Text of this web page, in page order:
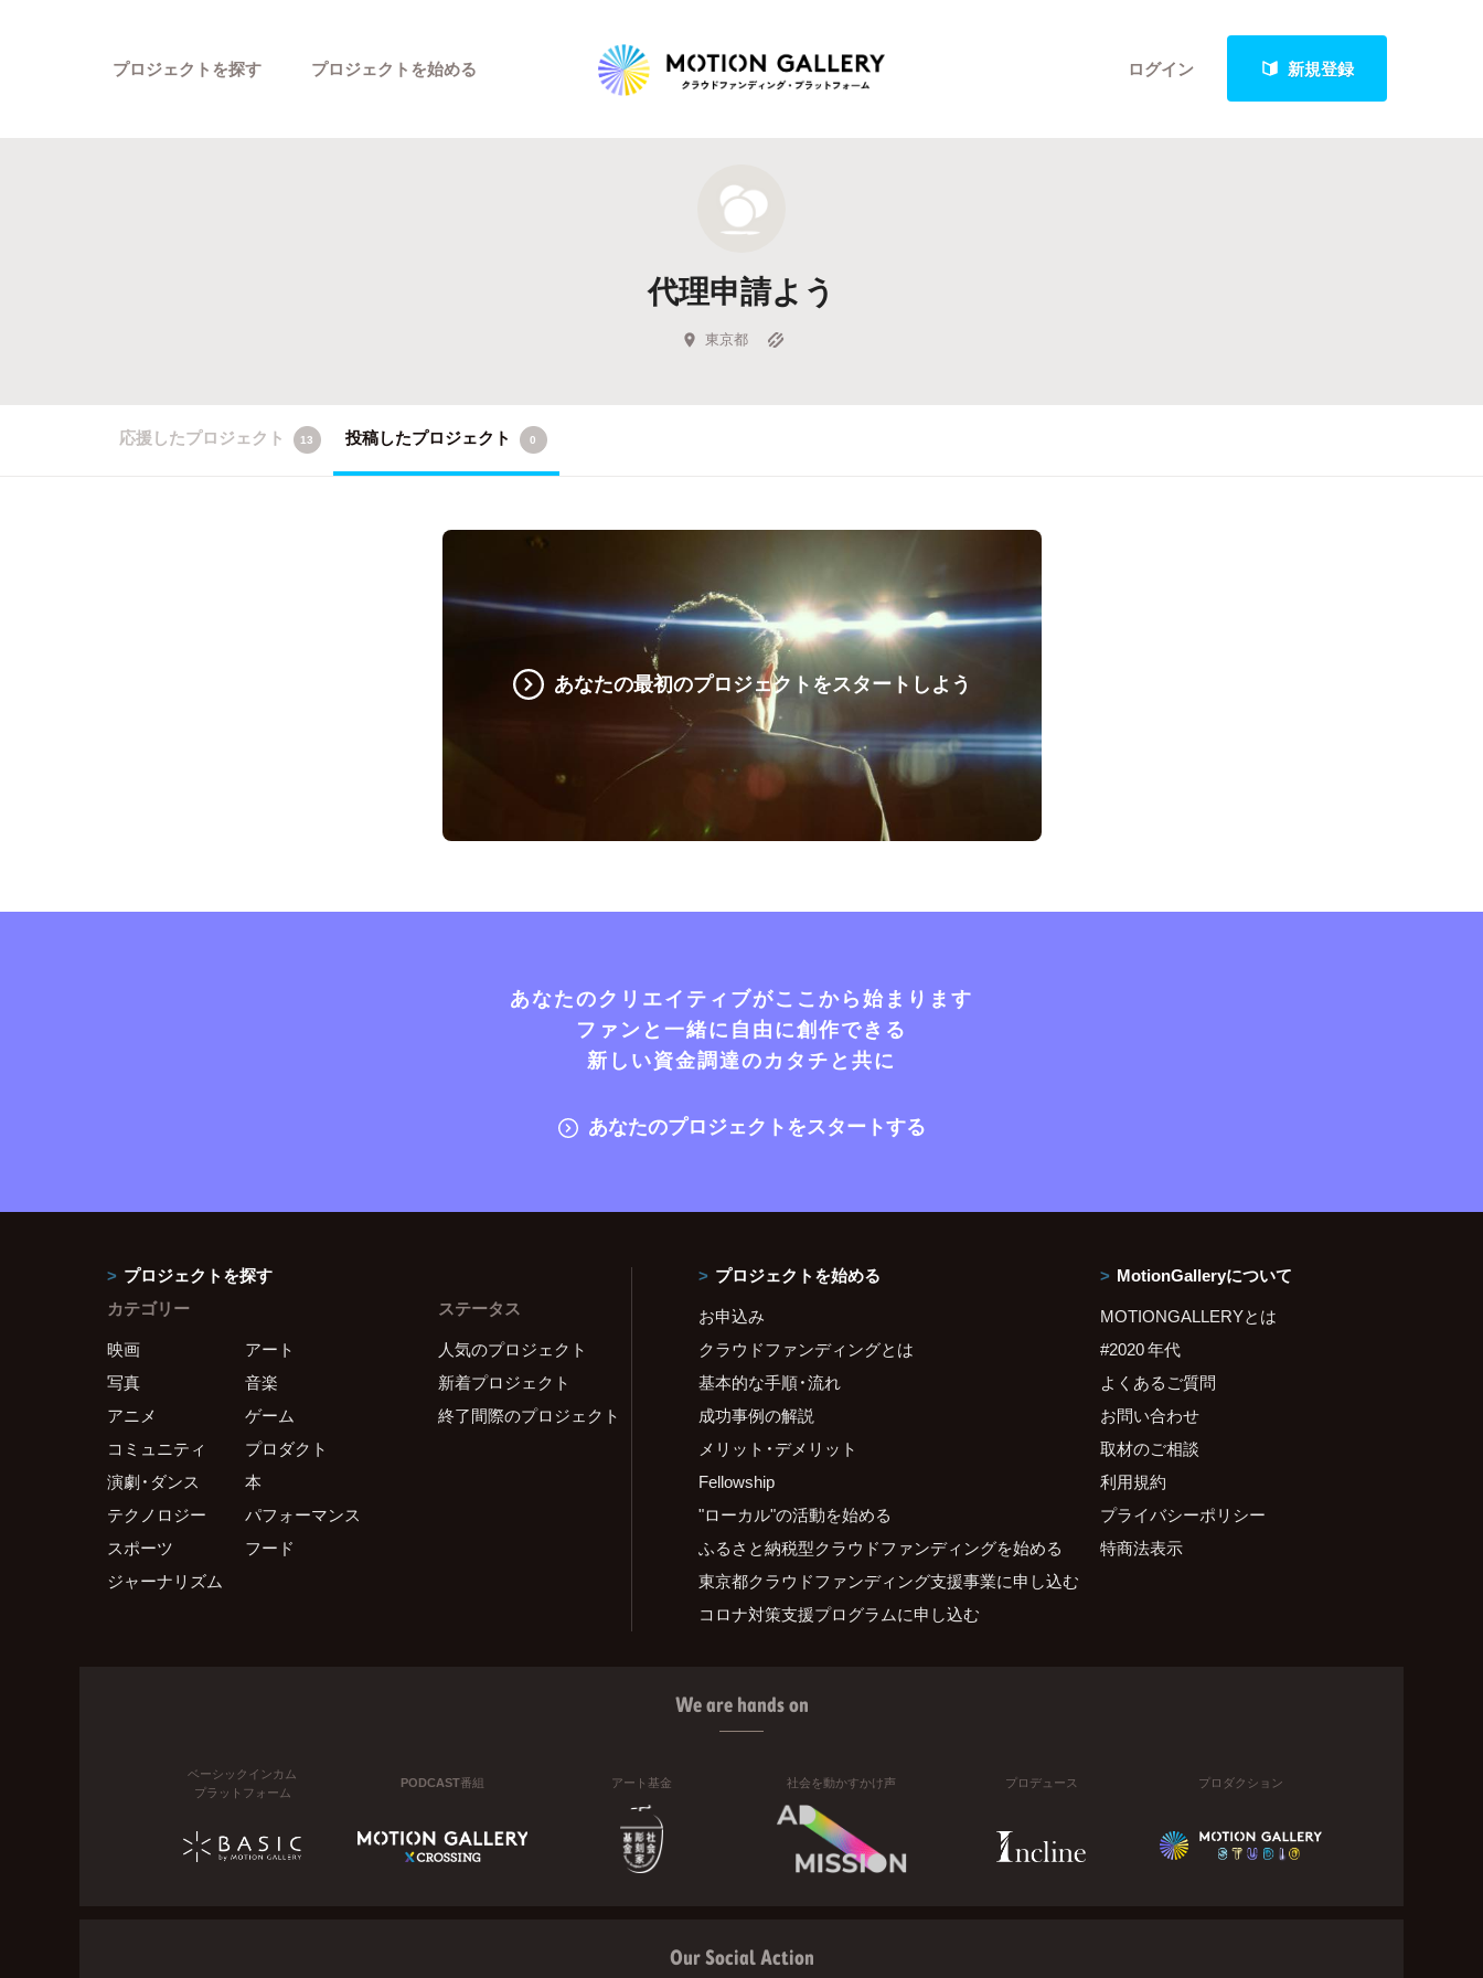
ログイン 新規登録
プロジェクトを探す
新着プロジェクト
Feature
キュレーターから探す
プロジェクトを始める
代理申請よう
東京都
応援したプロジェクト 13 投稿したプロジェクト 0
あなたの最初のプロジェクトをスタートしよう
あなたのクリエイティブがここから始まります
ファンと一緒に自由に創作できる
新しい資金調達のカタチと共に
あなたのプロジェクトをスタートする
プロジェクトを探す
カテゴリー
映画
アート
写真
音楽
アニメ
ゲーム
コミュニティ
プロダクト
演劇・ダンス
本
テクノロジー
パフォーマンス
スポーツ
フード
ジャーナリズム
ステータス
人気のプロジェクト
新着プロジェクト
終了間際のプロジェクト
プロジェクトを始める
お申込み
クラウドファンディングとは
基本的な手順・流れ
成功事例の解説
メリット・デメリット
Fellowship
"ローカル"の活動を始める
ふるさと納税型クラウドファンディングを始める
東京都クラウドファンディング支援事業に申し込む
コロナ対策支援プログラムに申し込む
MotionGalleryについて
MOTIONGALLERYとは
#2020 年代
よくあるご質問
お問い合わせ
取材のご相談
利用規約
プライバシーポリシー
特商法表示
We are hands on
ベーシックインカム
プラットフォーム
PODCAST番組 アート基金 社会を動かすかけ声 プロデュース プロダクション
Our Social Action